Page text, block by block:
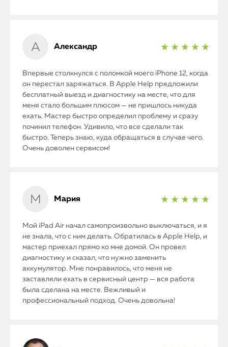
Александр ★ ★ ★ ★ ★
Впервые столкнулся с поломкой моего iPhone 12, когда
он перестал заряжаться. В Apple Help предложили
бесплатный выезд и диагностику на месте, что для
меня стало большим плюсом — не пришлось никуда
ехать. Мастер быстро определил проблему и сразу
починил телефон. Удивило, что все сделали так
быстро. Теперь знаю, куда обращаться в случае чего.
Очень доволен сервисом!
Мария ★ ★ ★ ★ ★
Мой iPad Air начал самопроизвольно выключаться, и я
не знала, что с ним делать. Обратилась в Apple Help, и
мастер приехал прямо ко мне домой. Он провел
диагностику и сказал, что нужно заменить
аккумулятор. Мне понравилось, что меня не
заставляли ехать в сервисный центр — вся работа
была сделана на месте. Вежливый и
профессиональный подход. Очень довольна!